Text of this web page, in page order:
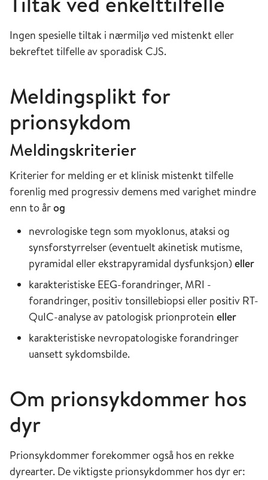
Ingen spesielle tiltak i nærmiljø ved mistenkt eller
bekreftet tilfelle av sporadisk CJS.
Meldingsplikt for
prionsykdom
Meldingskriterier
Kriterier for melding er et klinisk mistenkt tilfelle
forenlig med progressiv demens med varighet mindre
enn to årog
nevrologiske tegn som myoklonus, ataksi og
synsforstyrrelser (eventuelt akinetisk mutisme,
pyramidal eller ekstrapyramidal dysfunksjon)eller
karakteristiske EEG-forandringer, MRI -
forandringer, positiv tonsillebiopsi eller positiv RT-
QuIC-analyse av patologisk prionprotein eller
karakteristiske nevropatologiske forandringer
uansett sykdomsbilde.
Om prionsykdommer hos
dyr
Prionsykdommer forekommer også hos en rekke
dyrearter. De viktigste prionsykdommer hos dyr er: